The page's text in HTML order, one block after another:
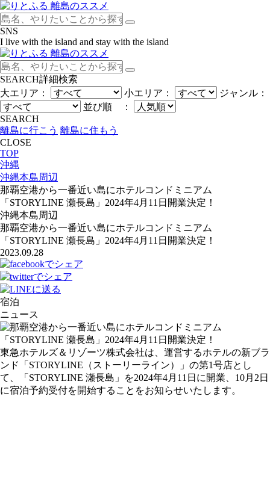
SNS
I live with the island and stay with the island
SEARCH詳細検索
大エリア：
小エリア：
ジャンル：
並び順 ：
SEARCH
離島に行こう 離島に住もう
CLOSE
TOP
沖縄
沖縄本島周辺
那覇空港から一番近い島にホテルコンドミニアム
「STORYLINE 瀬長島」2024年4月11日開業決定！
沖縄本島周辺
那覇空港から一番近い島にホテルコンドミニアム
「STORYLINE 瀬長島」2024年4月11日開業決定！
2023.09.28
宿泊
ニュース
東急ホテルズ＆リゾーツ株式会社は、運営するホテルの新ブラ
ンド「STORYLINE（ストーリーライン）」の第1号店とし
て、「STORYLINE 瀬長島」を2024年4月11日に開業、10月2日
に宿泊予約受付を開始することをお知らせいたします。